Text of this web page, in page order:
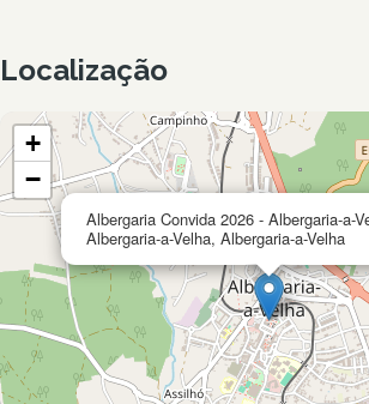
Localização
Albergaria Convida 2026 - Albergaria-a-
Albergaria-a-Velha, Albergaria-a-Velha
+
−